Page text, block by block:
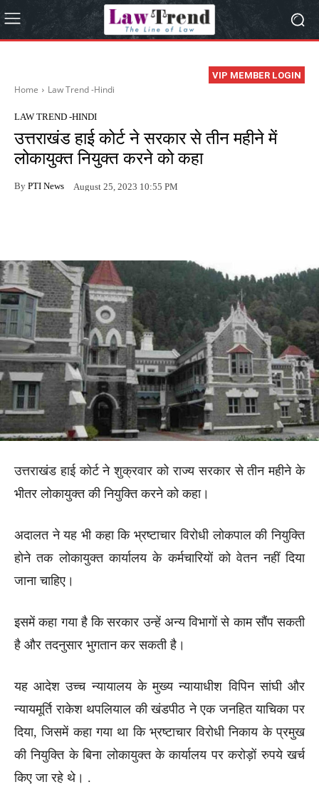
VIP MEMBER LOGIN
Home Law Trend -Hindi
LAW TREND -HINDI
उत्तराखंड हाई कोर्ट ने सरकार से तीन महीने में
लोकायुक्त नियुक्त करने को कहा
By PTI News August 25, 2023 10:55 PM
उत्तराखंड हाई कोर्ट ने शुक्रवार को राज्य सरकार से तीन महीने के
भीतर लोकायुक्त की नियुक्ति करने को कहा।
अदालत ने यह भी कहा कि भ्रष्टाचार विरोधी लोकपाल की नियुक्ति
होने तक लोकायुक्त कार्यालय के कर्मचारियों को वेतन नहीं दिया
जाना चाहिए।
इसमें कहा गया है कि सरकार उन्हें अन्य विभागों से काम सौंप सकती
है और तदनुसार भुगतान कर सकती है।
यह आदेश उच्च न्यायालय के मुख्य न्यायाधीश विपिन सांघी और
न्यायमूर्ति राकेश थपलियाल की खंडपीठ ने एक जनहित याचिका पर
दिया, जिसमें कहा गया था कि भ्रष्टाचार विरोधी निकाय के प्रमुख
की नियुक्ति के बिना लोकायुक्त के कार्यालय पर करोड़ों रुपये खर्च
किए जा रहे थे। .